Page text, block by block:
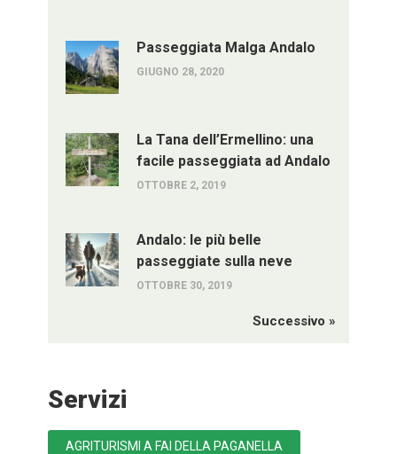
Passeggiata Malga Andalo
GIUGNO 28, 2020
La Tana dell’Ermellino: una
facile passeggiata ad Andalo
OTTOBRE 2, 2019
Andalo: le più belle
passeggiate sulla neve
OTTOBRE 30, 2019
Successivo »
Servizi
AGRITURISMI A FAI DELLA PAGANELLA